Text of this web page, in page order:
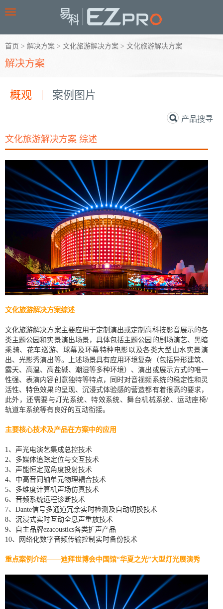
Toggle
首页 > 解决方案 > 文化旅游解决方案 > 文化旅游解决方案
解决方案
概观 案例图片
产品搜寻
文化旅游解决方案 综述
文化旅游解决方案综述
文化旅游解决方案主要应用于定制演出或定制高科技影音展示的各
类主题公园和实景演出场景，具体包括主题公园的剧场演艺、黑暗
乘骑、花车巡游、球幕及环幕特种电影以及各类大型山水实景演
出、光影秀演出等。上述场景具有应用环境复杂（包括异形建筑、
露天、高温、高盐碱、潮湿等多种环境）、演出或展示方式的唯一
性强、表演内容创意独特等特点，同时对音视频系统的稳定性和灵
活性、特色效果的呈现、沉浸式体验感的营造都有着很高的要求，
此外，还需要与灯光系统、特效系统、舞台机械系统、运动座椅/
轨道车系统等有良好的互动衔接。
主要核心技术及产品在方案中的应用
1、声光电演艺集成总控技术
2、多媒体追踪定位与交互技术
3、声能恒定宽角度投射技术
4、中高音同轴单元物理耦合技术
5、多维度计算机声场仿真技术
6、音频系统远程诊断技术
7、Dante信号多通道冗余实时检测及自动切换技术
8、沉浸式实时互动全息声重放技术
9、自主品牌ezacoustics各类扩声产品
10、网络化数字音频传输控制实时备份技术
重点案例介绍——迪拜世博会中国馆“华夏之光”大型灯光展演秀